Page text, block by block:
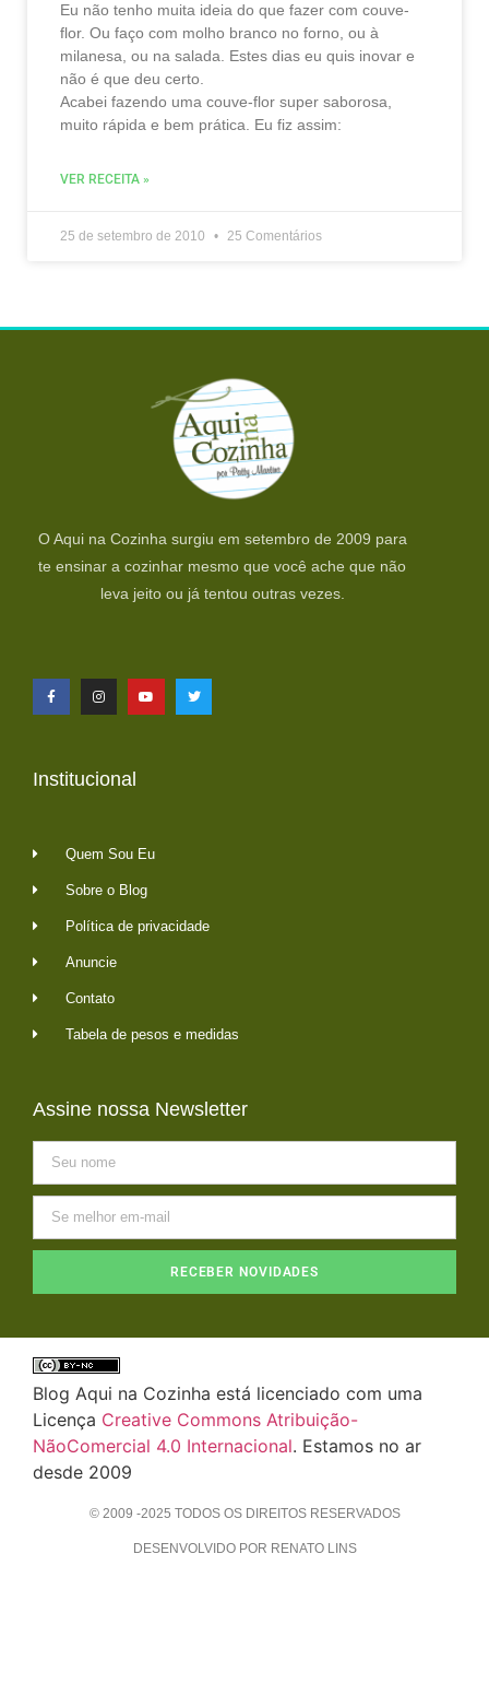
Eu não tenho muita ideia do que fazer com couve-
flor. Ou faço com molho branco no forno, ou à
milanesa, ou na salada. Estes dias eu quis inovar e
não é que deu certo.
Acabei fazendo uma couve-flor super saborosa,
muito rápida e bem prática. Eu fiz assim:
VER RECEITA »
25 de setembro de 2010 25 Comentários
O Aqui na Cozinha surgiu em setembro de 2009 para
te ensinar a cozinhar mesmo que você ache que não
leva jeito ou já tentou outras vezes.
Institucional
Quem Sou Eu
Sobre o Blog
Política de privacidade
Anuncie
Contato
Tabela de pesos e medidas
Assine nossa Newsletter
RECEBER NOVIDADES
Blog Aqui na Cozinha está licenciado com uma
Licença Creative Commons Atribuição-
NãoComercial 4.0 Internacional. Estamos no ar
desde 2009
© 2009 -2025 TODOS OS DIREITOS RESERVADOS
DESENVOLVIDO POR RENATO LINS